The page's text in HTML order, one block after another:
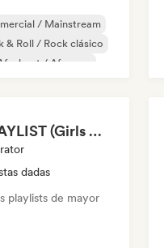
/ Mainstream
& Roll / Rock clásico
/ Afropop
RNB PLAYLIST (Girls We Trust)
dadas
playlists de mayor